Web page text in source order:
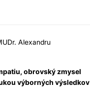
Alexandru
obrovský zmysel
výborných výsledkov